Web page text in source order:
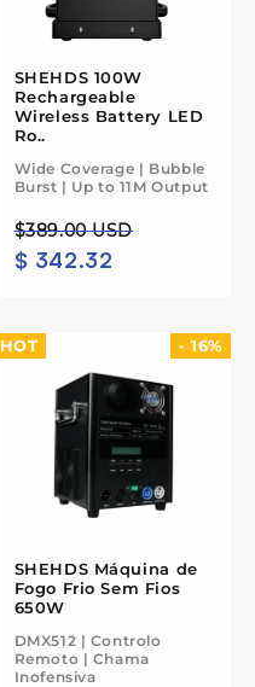
SHEHDS 100W
Rechargeable
Wireless Battery LED
Ro..
Wide Coverage | Bubble
Burst | Up to 11M Output
Preço
normal
$389.00 USD
Preço
de
$ 342.32
HOT - 16%
SHEHDS Máquina de
Fogo Frio Sem Fios
650W
DMX512 | Controlo
Remoto | Chama
Inofensiva